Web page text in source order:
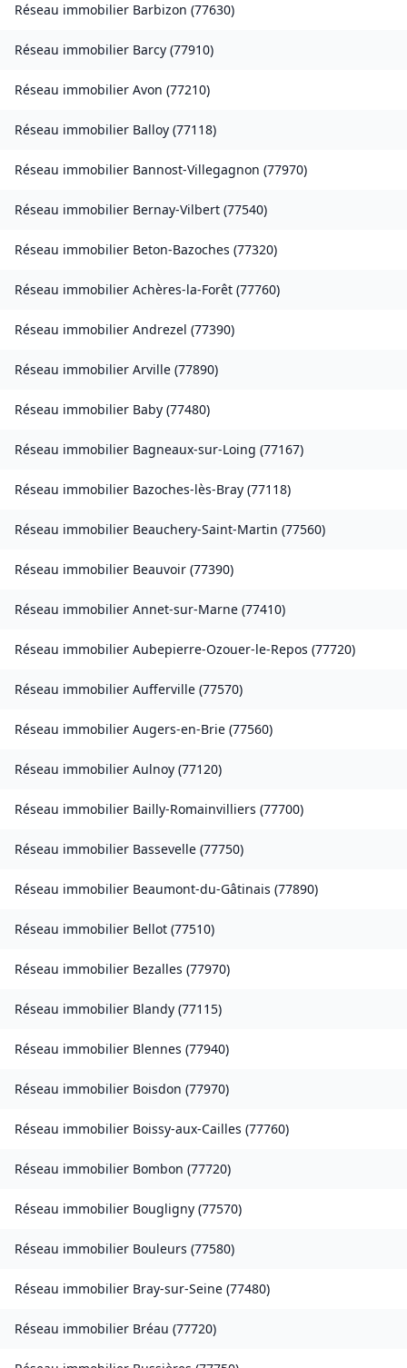
Réseau immobilier Barbizon (77630)
Réseau immobilier Barcy (77910)
Réseau immobilier Avon (77210)
Réseau immobilier Balloy (77118)
Réseau immobilier Bannost-Villegagnon (77970)
Réseau immobilier Bernay-Vilbert (77540)
Réseau immobilier Beton-Bazoches (77320)
Réseau immobilier Achères-la-Forêt (77760)
Réseau immobilier Andrezel (77390)
Réseau immobilier Arville (77890)
Réseau immobilier Baby (77480)
Réseau immobilier Bagneaux-sur-Loing (77167)
Réseau immobilier Bazoches-lès-Bray (77118)
Réseau immobilier Beauchery-Saint-Martin (77560)
Réseau immobilier Beauvoir (77390)
Réseau immobilier Annet-sur-Marne (77410)
Réseau immobilier Aubepierre-Ozouer-le-Repos (77720)
Réseau immobilier Aufferville (77570)
Réseau immobilier Augers-en-Brie (77560)
Réseau immobilier Aulnoy (77120)
Réseau immobilier Bailly-Romainvilliers (77700)
Réseau immobilier Bassevelle (77750)
Réseau immobilier Beaumont-du-Gâtinais (77890)
Réseau immobilier Bellot (77510)
Réseau immobilier Bezalles (77970)
Réseau immobilier Blandy (77115)
Réseau immobilier Blennes (77940)
Réseau immobilier Boisdon (77970)
Réseau immobilier Boissy-aux-Cailles (77760)
Réseau immobilier Bombon (77720)
Réseau immobilier Bougligny (77570)
Réseau immobilier Bouleurs (77580)
Réseau immobilier Bray-sur-Seine (77480)
Réseau immobilier Bréau (77720)